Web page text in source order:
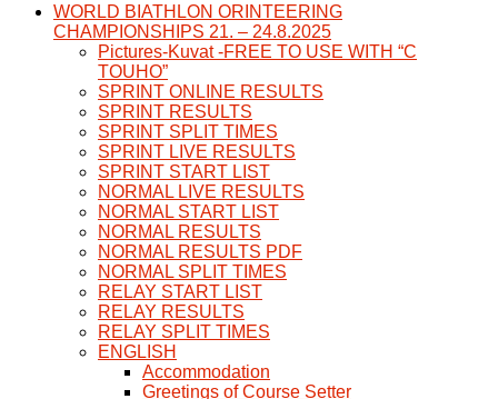
WORLD BIATHLON ORINTEERING
CHAMPIONSHIPS 21. – 24.8.2025
Pictures-Kuvat -FREE TO USE WITH “C
TOUHO”
SPRINT ONLINE RESULTS
SPRINT RESULTS
SPRINT SPLIT TIMES
SPRINT LIVE RESULTS
SPRINT START LIST
NORMAL LIVE RESULTS
NORMAL START LIST
NORMAL RESULTS
NORMAL RESULTS PDF
NORMAL SPLIT TIMES
RELAY START LIST
RELAY RESULTS
RELAY SPLIT TIMES
ENGLISH
Accommodation
Greetings of Course Setter